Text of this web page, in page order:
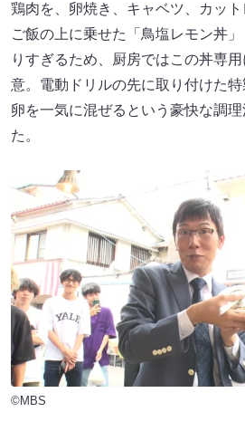
鶏肉を、卵焼き、キャベツ、カッ
ご飯の上に乗せた「鳥塩レモン丼
りすぎるため、厨房ではこの丼専
意。電動ドリルの先に取り付けた
卵を一気に混ぜるという豪快な調
た。
©MBS